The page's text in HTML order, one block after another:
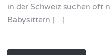
in der Schweiz suchen oft
Babysittern […]